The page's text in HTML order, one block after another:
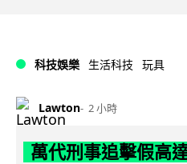
科技娛樂 生活科技 玩具
Lawton 2 小時
萬代刑事追擊假高